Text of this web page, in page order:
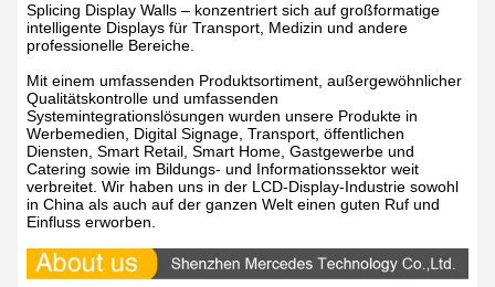
Splicing Display Walls – konzentriert sich auf großformatige
intelligente Displays für Transport, Medizin und andere
professionelle Bereiche.
Mit einem umfassenden Produktsortiment, außergewöhnlicher
Qualitätskontrolle und umfassenden
Systemintegrationslösungen wurden unsere Produkte in
Werbemedien, Digital Signage, Transport, öffentlichen
Diensten, Smart Retail, Smart Home, Gastgewerbe und
Catering sowie im Bildungs- und Informationssektor weit
verbreitet. Wir haben uns in der LCD-Display-Industrie sowohl
in China als auch auf der ganzen Welt einen guten Ruf und
Einfluss erworben.